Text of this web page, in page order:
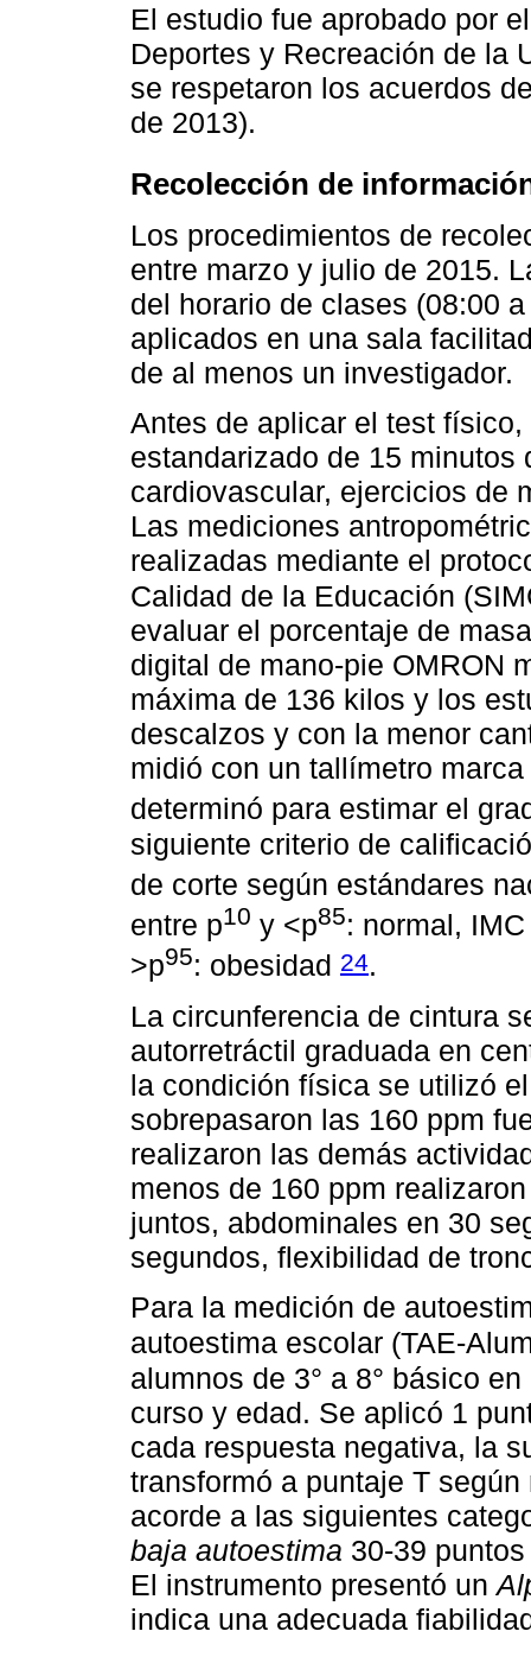
El estudio fue aprobado por
Deportes y Recreación de la
se respetaron los acuerdos
de 2013).
Recolección de
Los procedimientos de
entre marzo y julio de 2015.
del horario de clases (08:00
aplicados en una sala
de al menos un investigador.
Antes de aplicar el test
estandarizado de 15
cardiovascular, ejercicios de
Las mediciones
realizadas mediante el
Calidad de la Educación
evaluar el porcentaje de
digital de mano-pie OMRON
máxima de 136 kilos y los
descalzos y con la menor
midió con un tallímetro
determinó para estimar el
siguiente criterio de
de corte según estándares
entre p10 y <p85: normal,
>p95: obesidad 24.
La circunferencia de cintura
autorretráctil graduada en
la condición física se utilizó
sobrepasaron las 160 ppm
realizaron las demás
menos de 160 ppm
juntos, abdominales en 30
segundos, flexibilidad de
Para la medición de
autoestima escolar (TAE-
alumnos de 3° a 8° básico
curso y edad. Se aplicó 1
cada respuesta negativa, la
transformó a puntaje T
acorde a las siguientes
baja autoestima 30-39
El instrumento presentó un
indica una adecuada